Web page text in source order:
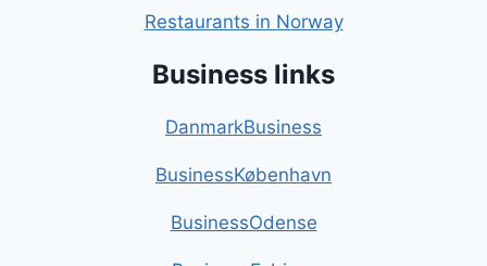
Restaurants in Norway
Business links
DanmarkBusiness
BusinessKøbenhavn
BusinessOdense